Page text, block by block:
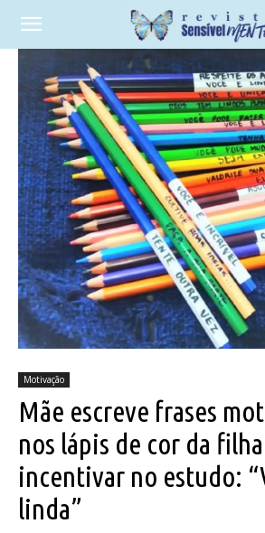
Motivação
Mãe escreve frases
nos lápis de cor da
incentivar no estudo:
linda”